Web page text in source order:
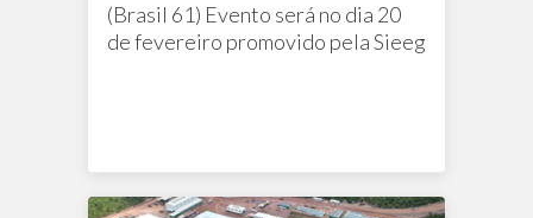
(Brasil 61) Evento será no dia 20
de fevereiro promovido pela Sieeg